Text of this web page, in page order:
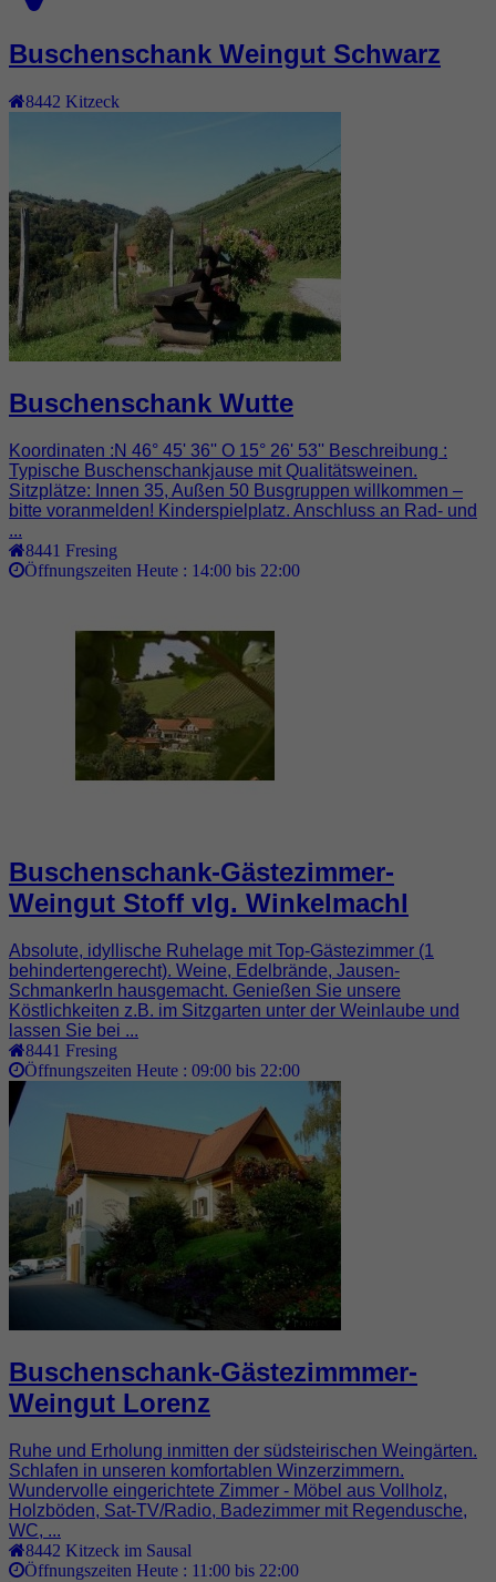
Buschenschank Weingut Schwarz
8442 Kitzeck
Buschenschank Wutte
Koordinaten :N 46° 45' 36'' O 15° 26' 53'' Beschreibung :
Typische Buschenschankjause mit Qualitätsweinen.
Sitzplätze: Innen 35, Außen 50 Busgruppen willkommen –
bitte voranmelden! Kinderspielplatz. Anschluss an Rad- und
...
8441 Fresing
Öffnungszeiten Heute : 14:00 bis 22:00
Buschenschank-Gästezimmer-
Weingut Stoff vlg. Winkelmachl
Absolute, idyllische Ruhelage mit Top-Gästezimmer (1
behindertengerecht). Weine, Edelbrände, Jausen-
Schmankerln hausgemacht. Genießen Sie unsere
Köstlichkeiten z.B. im Sitzgarten unter der Weinlaube und
lassen Sie bei ...
8441 Fresing
Öffnungszeiten Heute : 09:00 bis 22:00
Buschenschank-Gästezimmmer-
Weingut Lorenz
Ruhe und Erholung inmitten der südsteirischen Weingärten.
Schlafen in unseren komfortablen Winzerzimmern.
Wundervolle eingerichtete Zimmer - Möbel aus Vollholz,
Holzböden, Sat-TV/Radio, Badezimmer mit Regendusche,
WC, ...
8442 Kitzeck im Sausal
Öffnungszeiten Heute : 11:00 bis 22:00